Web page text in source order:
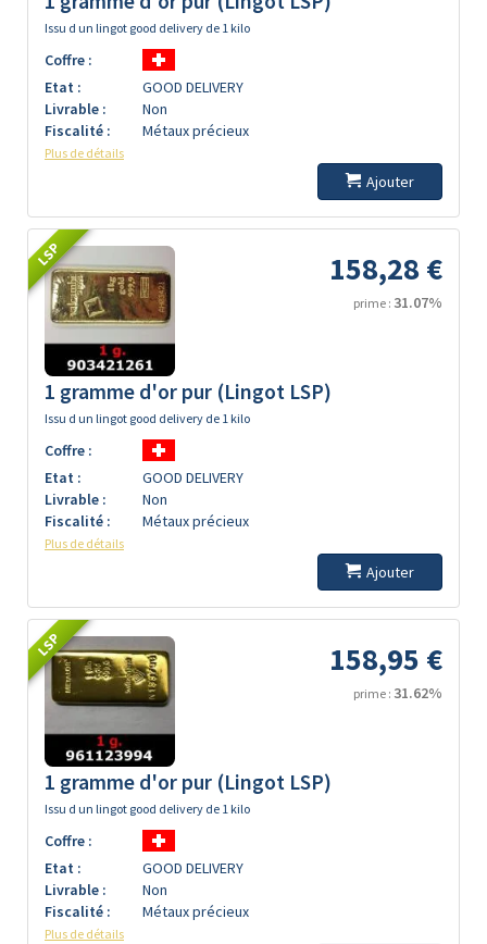
Issu d un lingot good delivery de 1 kilo
Coffre :
Etat :
GOOD DELIVERY
Livrable :
Non
Fiscalité :
Métaux précieux
Plus de détails
Ajouter
LSP 158,28 €
prime : 31.07%
1 gramme d'or pur (Lingot LSP)
Issu d un lingot good delivery de 1 kilo
Coffre :
Etat :
GOOD DELIVERY
Livrable :
Non
Fiscalité :
Métaux précieux
Plus de détails
Ajouter
LSP 158,95 €
prime : 31.62%
1 gramme d'or pur (Lingot LSP)
Issu d un lingot good delivery de 1 kilo
Coffre :
Etat :
GOOD DELIVERY
Livrable :
Non
Fiscalité :
Métaux précieux
Plus de détails